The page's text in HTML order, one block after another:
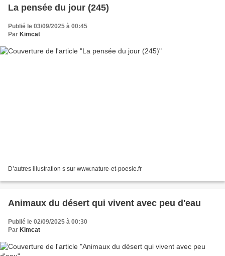
La pensée du jour (245)
Publié le 03/09/2025 à 00:45
Par Kimcat
D’autres illustration s sur www.nature-et-poesie.fr
Animaux du désert qui vivent avec peu d'eau
Publié le 02/09/2025 à 00:30
Par Kimcat